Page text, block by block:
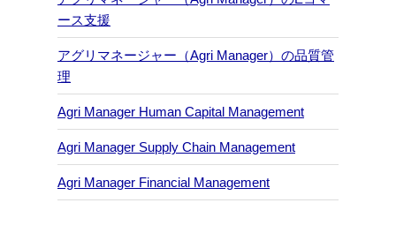
ース支援
アグリマネージャー（Agri Manager）の品質管
理
Agri Manager Human Capital Management
Agri Manager Supply Chain Management
Agri Manager Financial Management